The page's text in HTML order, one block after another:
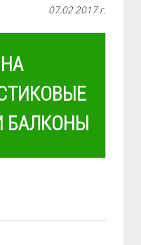
07.02.2017 г.
БАЛКОНЫ